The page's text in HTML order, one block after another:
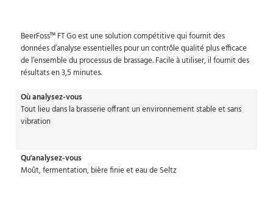
BeerFoss™ FT Go est une solution compétitive qui fournit des
données d’analyse essentielles pour un contrôle qualité plus efficace
de l’ensemble du processus de brassage. Facile à utiliser, il fournit des
résultats en 3,5 minutes.
Où analysez-vous
Tout lieu dans la brasserie offrant un environnement stable et sans
vibration
Qu'analysez-vous
Moût, fermentation, bière finie et eau de Seltz